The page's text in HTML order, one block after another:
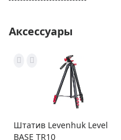
Аксессуары
Штатив Levenhuk Level
BASE TR10